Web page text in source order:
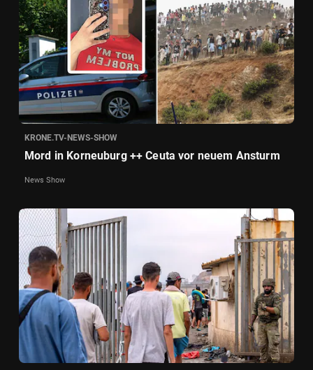
KRONE.TV-NEWS-SHOW
Mord in Korneuburg ++ Ceuta vor neuem Ansturm
News Show